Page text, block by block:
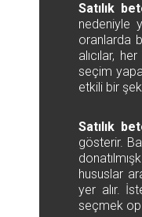
Satılık
nedeniyle
oranlarda
alıcılar,
seçim
etkili bir
Satılık
gösterir.
hususlar
yer alır.
seçmek